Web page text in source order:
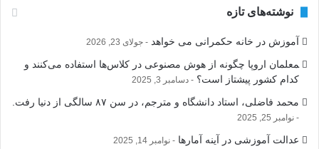
ا
ی
نوشته‌های تازه
آموزش در خانه حکمرانی می خواهد جولای 23, 2026
‍معلمان اروپا چگونه از هوش مصنوعی در کلاس‌ها استفاده می‌کنند و
کدام کشور پیشتاز است؟
دسامبر 3, 2025
محمد فاضلی، استاد دانشگاه و مترجم، در سن ۸۷ سالگی از دنیا رفت.
نوامبر 25, 2025
عدالت آموزشی در آینه آمارها نوامبر 14, 2025